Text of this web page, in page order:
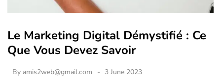
Le Marketing Digital Démystifié : Ce
Que Vous Devez Savoir
By amis2web@gmail.com 3 June 2023